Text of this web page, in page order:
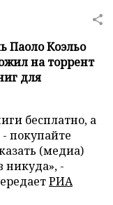
Паоло Коэльо
на торрент
для
бесплатно, а
покупайте
(медиа)
никуда», -
РИА